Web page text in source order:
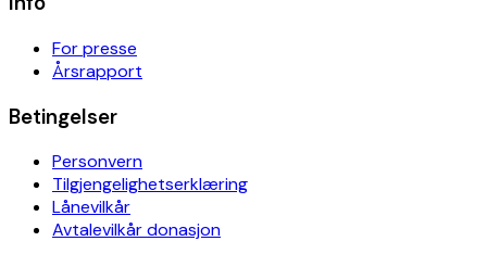
For presse
Årsrapport
Betingelser
Personvern
Tilgjengelighetserklæring
Lånevilkår
Avtalevilkår donasjon